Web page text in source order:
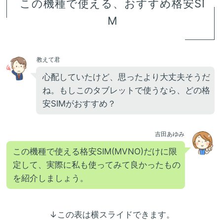
この機種で使える、おすすめ格安SI
M
教えて君
心配していたけど、思ったより大丈夫そうだ
ね。もしこのタブレットで使うなら、どの格
安SIMがおすすめ？
吉田あゆみ
この機種で使える格安SIM(MVNO)だけに限
定して、実際に私も使ってみて良かったもの
を紹介しましょう。
↓この表は横スライドできます。